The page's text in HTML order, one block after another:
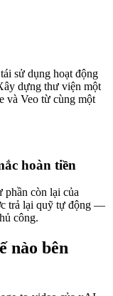
sử dụng hoạt động
dựng thư viện một
và Veo từ cùng một
hoàn tiền
phần còn lại của
trả lại quỹ tự động —
công.
nào bên